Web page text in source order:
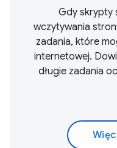
Gdy skrypty
wczytywania
zadania, które
internetowej.
długie zadania